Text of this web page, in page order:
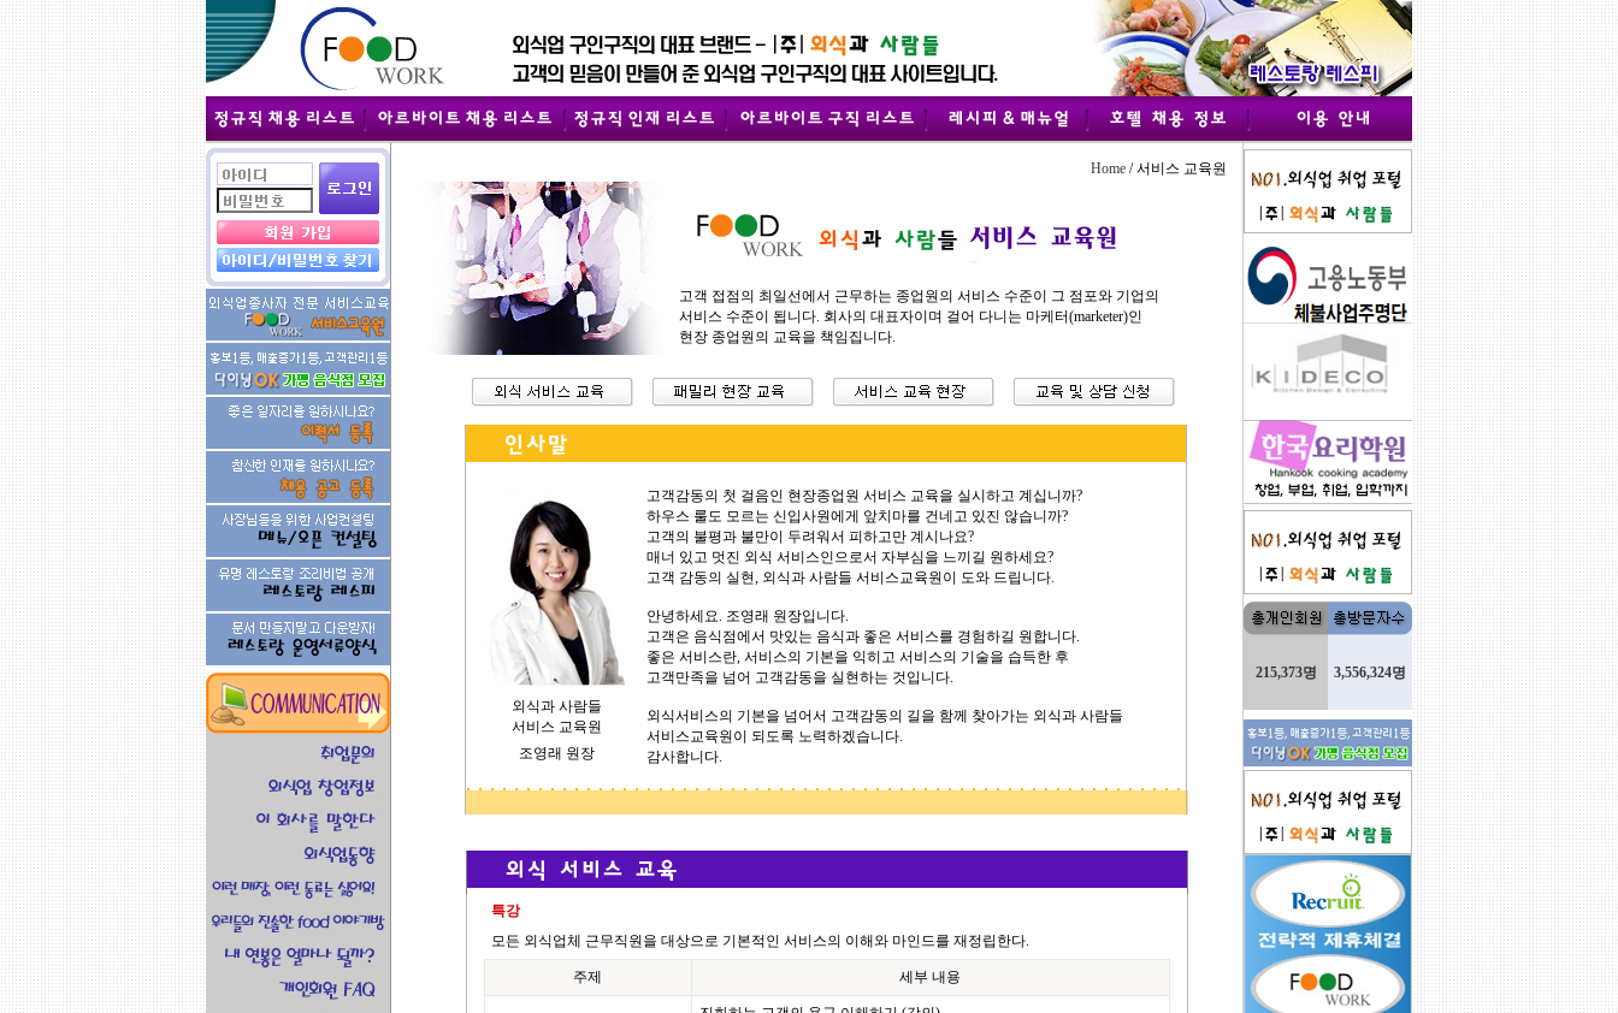
Home / 서비스 교육원
고객 접점의 최일선에서 근무하는 종업원의 서비스 수준이 그 점포와 기업의
서비스 수준이 됩니다. 회사의 대표자이며 걸어 다니는 마케터(marketer)인
현장 종업원의 교육을 책임집니다.
외식과 사람들
서비스 교육원
조영래 원장
고객감동의 첫 걸음인 현장종업원 서비스 교육을 실시하고 계십니까?
하우스 룰도 모르는 신입사원에게 앞치마를 건네고 있진 않습니까?
고객의 불평과 불만이 두려워서 피하고만 계시나요?
매너 있고 멋진 외식 서비스인으로서 자부심을 느끼길 원하세요?
고객 감동의 실현, 외식과 사람들 서비스교육원이 도와 드립니다.
안녕하세요. 조영래 원장입니다.
고객은 음식점에서 맛있는 음식과 좋은 서비스를 경험하길 원합니다.
좋은 서비스란, 서비스의 기본을 익히고 서비스의 기술을 습득한 후
고객만족을 넘어 고객감동을 실현하는 것입니다.
외식서비스의 기본을 넘어서 고객감동의 길을 함께 찾아가는 외식과 사람들
서비스교육원이 되도록 노력하겠습니다.
감사합니다.
특강
모든 외식업체 근무직원을 대상으로 기본적인 서비스의 이해와 마인드를 재정립한다.
주제 세부 내용
215,373명 3,556,324명